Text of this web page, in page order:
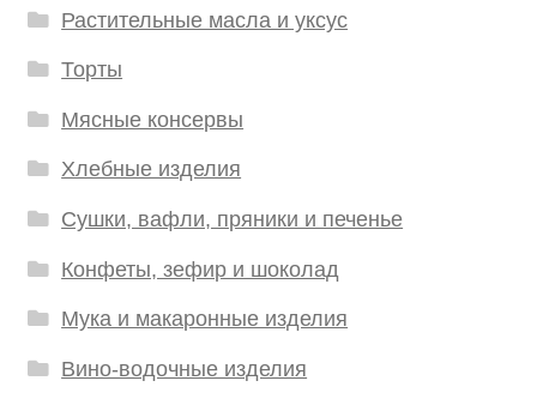
Растительные масла и уксус
Торты
Мясные консервы
Хлебные изделия
Сушки, вафли, пряники и печенье
Конфеты, зефир и шоколад
Мука и макаронные изделия
Вино-водочные изделия